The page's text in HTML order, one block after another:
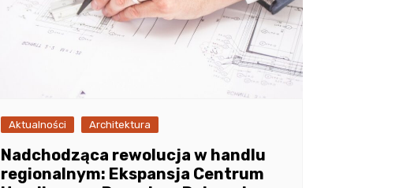
Aktualności Architektura
Nadchodząca rewolucja w handlu
regionalnym: Ekspansja Centrum